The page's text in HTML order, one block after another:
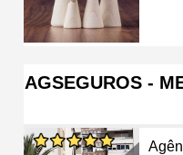
AGSEGUROS -